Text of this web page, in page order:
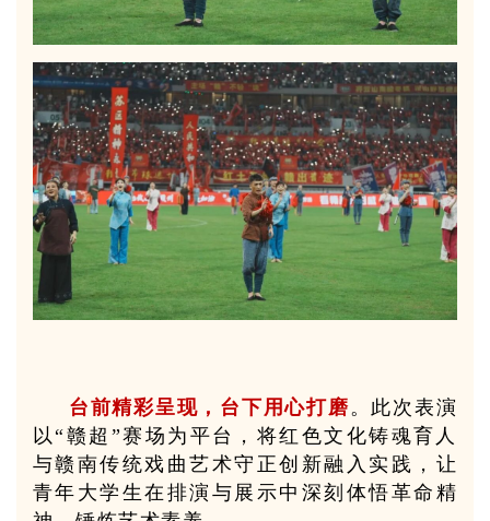
台前精彩呈现，台下用心打磨。此次表演
以“赣超”赛场为平台，将红色文化铸魂育人
与赣南传统戏曲艺术守正创新融入实践，让
青年大学生在排演与展示中深刻体悟革命精